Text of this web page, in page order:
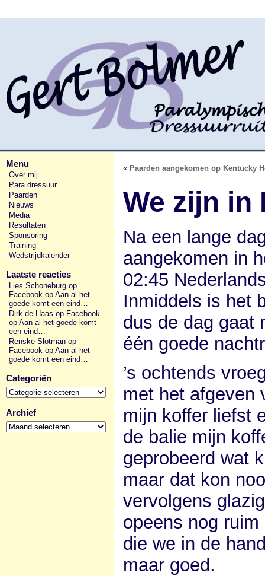
Menu
Over mij
Para dressuur
Paarden
Nieuws
Media
Resultaten
Sponsoring
Training
Wedstrijdkalender
Laatste reacties
Lies Schoneburg op
Facebook op Aan al het
goede komt een eind…
Dirk de Haas op Facebook
op Aan al het goede komt
een eind…
Renske Slotman op
Facebook op Aan al het
goede komt een eind…
Categoriën
Categoriën
Archief
Archief
« Paarden aangekomen op Kentucky
We zijn in
Na een lange
aangekomen in
02:45
Inmiddels is het
dus de dag gaat
één goede
’s ochtends
met het afgeven
mijn koffer liefst
de balie mijn
geprobeerd wat
maar dat kon
vervolgens
opeens nog
die we in de
maar goed.